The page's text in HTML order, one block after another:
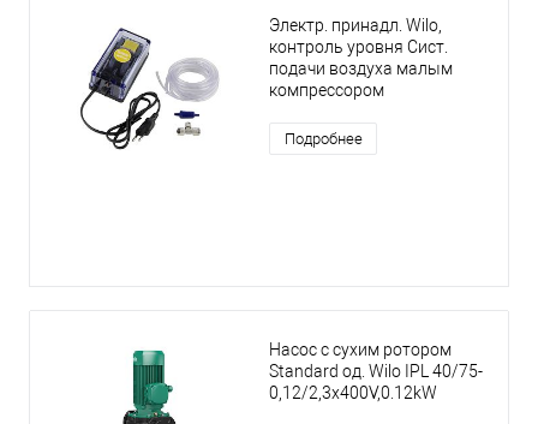
Электр. принадл. Wilo,
контроль уровня Сист.
подачи воздуха малым
компрессором
Подробнее
Насос с сухим ротором
Standard од. Wilo IPL 40/75-
0,12/2,3x400V,0.12kW